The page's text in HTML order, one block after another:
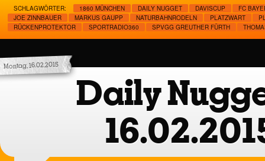
SCHLAGWÖRTER: 1860 MÜNCHEN DAILY NUGGET DAVISCUP
FC
JOE ZINNBAUER
MARKUS GAUPP NATURBAHNRODELN PLATZWART
RÜCKENPROTEKTOR
SPORTRADIO360 SPVGG GREUTHER FÜRTH
Montag, 16.02.2015
Daily